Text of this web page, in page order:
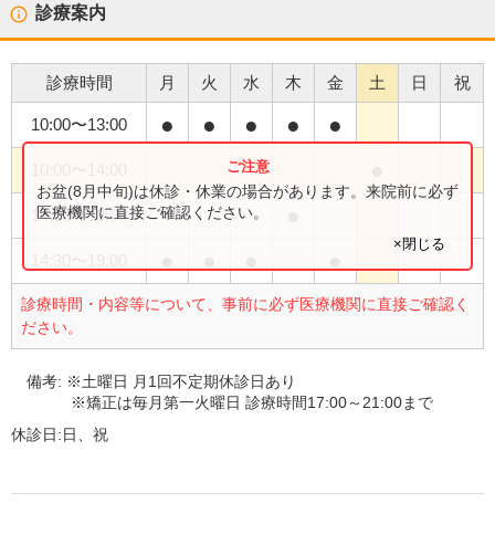
診療案内
診療時間 月 火 水 木 金 土 日 祝
10:00〜13:00 ● ● ● ● ●
14:30〜18:00
診療時間・内容等について、事前に必ず医療機関に直接ご確認く
ださい。
お盆(8月中旬)は休診・休業の場合があります。来院前に必ず
医療機関に直接ご確認ください。
×閉じる
備考: ※土曜日 月1回不定期休診日あり
※矯正は毎月第一火曜日 診療時間17:00～21:00まで
休診日:日、祝